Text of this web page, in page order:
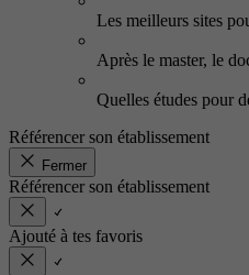
Les meilleurs sites
Après le master, le
Quelles études pour
Référencer son établissement
Fermer
Référencer son établissement
Ajouté à tes favoris